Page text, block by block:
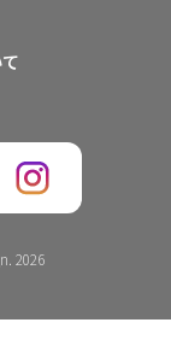
2026